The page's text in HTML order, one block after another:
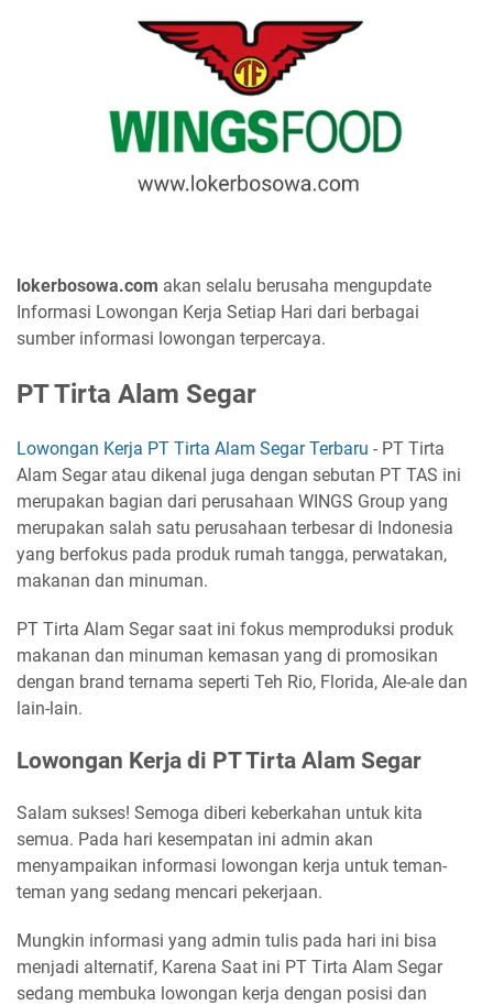
lokerbosowa.com akan selalu berusaha mengupdate
Informasi Lowongan Kerja Setiap Hari dari berbagai
sumber informasi lowongan terpercaya.
PT Tirta Alam Segar
Lowongan Kerja PT Tirta Alam Segar Terbaru - PT Tirta
Alam Segar atau dikenal juga dengan sebutan PT TAS ini
merupakan bagian dari perusahaan WINGS Group yang
merupakan salah satu perusahaan terbesar di Indonesia
yang berfokus pada produk rumah tangga, perwatakan,
makanan dan minuman.
PT Tirta Alam Segar saat ini fokus memproduksi produk
makanan dan minuman kemasan yang di promosikan
dengan brand ternama seperti Teh Rio, Florida, Ale-ale dan
lain-lain.
Lowongan Kerja di PT Tirta Alam Segar
Salam sukses! Semoga diberi keberkahan untuk kita
semua. Pada hari kesempatan ini admin akan
menyampaikan informasi lowongan kerja untuk teman-
teman yang sedang mencari pekerjaan.
Mungkin informasi yang admin tulis pada hari ini bisa
menjadi alternatif, Karena Saat ini PT Tirta Alam Segar
sedang membuka lowongan kerja dengan posisi dan